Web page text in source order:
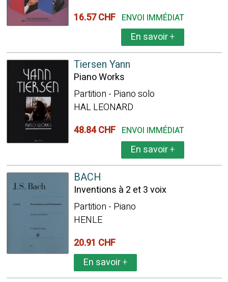
16.57 CHF ENVOI IMMÉDIAT
En savoir+
Tiersen Yann
Piano Works
Partition - Piano solo
HAL LEONARD
48.84 CHF ENVOI IMMÉDIAT
En savoir+
BACH
Inventions à 2 et 3 voix
Partition - Piano
HENLE
20.91 CHF
En savoir+